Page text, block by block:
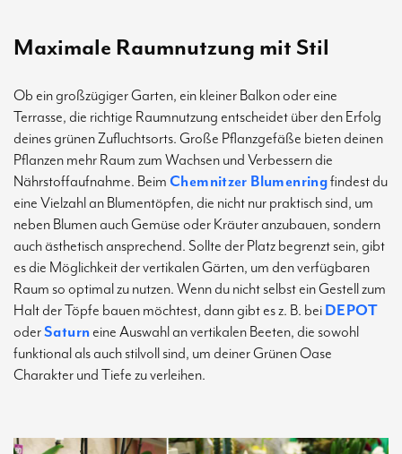
Maximale Raumnutzung mit Stil
Ob ein großzügiger Garten, ein kleiner Balkon oder eine
Terrasse, die richtige Raumnutzung entscheidet über den Erfolg
deines grünen Zufluchtsorts. Große Pflanzgefäße bieten deinen
Pflanzen mehr Raum zum Wachsen und Verbessern die
Nährstoffaufnahme. Beim Chemnitzer Blumenringfindest du
eine Vielzahl an Blumentöpfen, die nicht nur praktisch sind, um
neben Blumen auch Gemüse oder Kräuter anzubauen, sondern
auch ästhetisch ansprechend. Sollte der Platz begrenzt sein, gibt
es die Möglichkeit der vertikalen Gärten, um den verfügbaren
Raum so optimal zu nutzen. Wenn du nicht selbst ein Gestell zum
Halt der Töpfe bauen möchtest, dann gibt es z. B. bei DEPOT
oderSaturneine Auswahl an vertikalen Beeten, die sowohl
funktional als auch stilvoll sind, um deiner Grünen Oase
Charakter und Tiefe zu verleihen.